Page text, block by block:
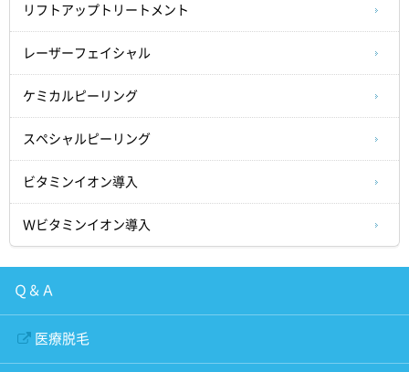
リフトアップトリートメント
レーザーフェイシャル
ケミカルピーリング
スペシャルピーリング
ビタミンイオン導入
Ｗビタミンイオン導入
Ｑ＆Ａ
医療脱毛